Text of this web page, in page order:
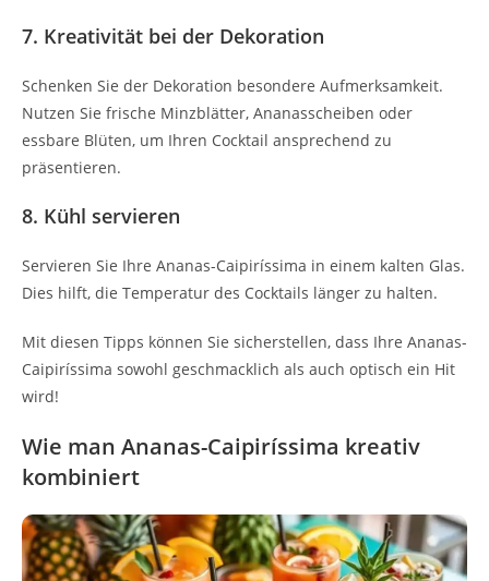
7. Kreativität bei der Dekoration
Schenken Sie der Dekoration besondere Aufmerksamkeit.
Nutzen Sie frische Minzblätter, Ananasscheiben oder
essbare Blüten, um Ihren Cocktail ansprechend zu
präsentieren.
8. Kühl servieren
Servieren Sie Ihre Ananas-Caipiríssima in einem kalten Glas.
Dies hilft, die Temperatur des Cocktails länger zu halten.
Mit diesen Tipps können Sie sicherstellen, dass Ihre Ananas-
Caipiríssima sowohl geschmacklich als auch optisch ein Hit
wird!
Wie man Ananas-Caipiríssima kreativ
kombiniert